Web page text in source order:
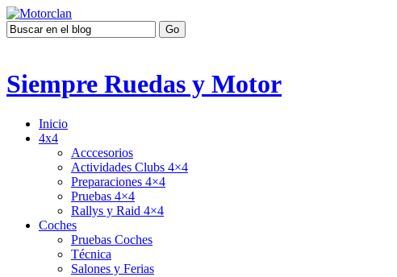
Siempre Ruedas y Motor
Inicio
4x4
Acccesorios
Actividades Clubs 4×4
Preparaciones 4×4
Pruebas 4×4
Rallys y Raid 4×4
Coches
Pruebas Coches
Técnica
Salones y Ferias